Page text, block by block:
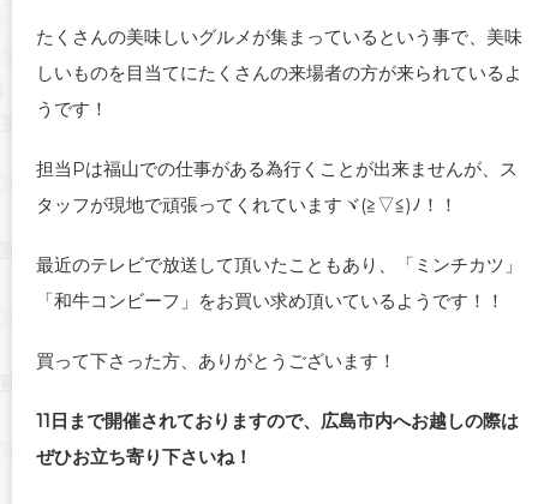
たくさんの美味しいグルメが集まっているという事で、美味
しいものを目当てにたくさんの来場者の方が来られているよ
うです！
担当Pは福山での仕事がある為行くことが出来ませんが、ス
タッフが現地で頑張ってくれていますヾ(≧▽≦)ﾉ！！
最近のテレビで放送して頂いたこともあり、「ミンチカツ」
「和牛コンビーフ」をお買い求め頂いているようです！！
買って下さった方、ありがとうございます！
11日まで開催されておりますので、広島市内へお越しの際は
ぜひお立ち寄り下さいね！